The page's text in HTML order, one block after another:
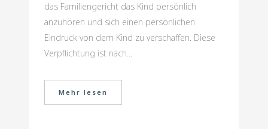
das Familiengericht das Kind persönlich
anzuhören und sich einen persönlichen
Eindruck von dem Kind zu verschaffen. Diese
Verpflichtung ist nach...
Mehr lesen